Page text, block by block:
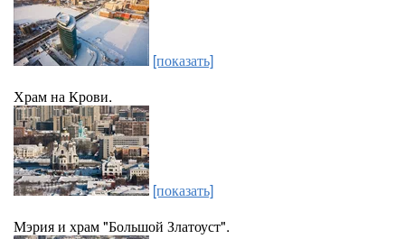
[показать]
Храм на Крови.
[показать]
Мэрия и храм "Большой Златоуст".